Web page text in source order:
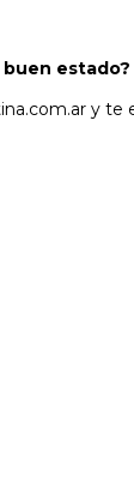
estado?
y te